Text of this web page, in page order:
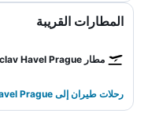
المطارات القريبة
مطار Václav Havel Prague
رحلات طيران إلى Václav Havel Prague